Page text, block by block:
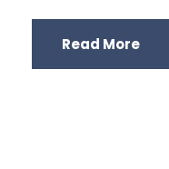
Read More